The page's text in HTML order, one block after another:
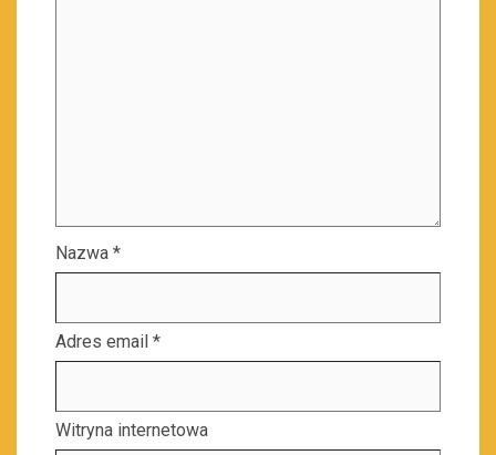
Nazwa *
Adres email *
Witryna internetowa